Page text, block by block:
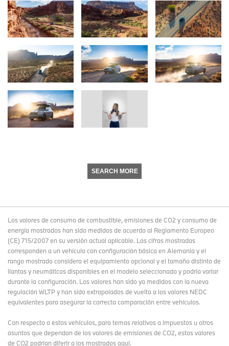
SEARCH MORE
Los valores de consumo de combustible, emisiones de CO2 y consumo de
energía mostrados han sido medidos de acuerdo al Reglamento Europeo
(CE) 715/2007 en su versión actual aplicable. Las cifras mostradas
corresponden a un vehículo con configuración básica en Alemania y el
rango mostrado considera el equipamiento opcional y el tamaño distinto de
llantas y neumáticos disponibles en el modelo seleccionado y podría variar
durante la configuración. Los valores han sido ya medidos con la nueva
regulación WLTP y han sido extrapolados de vuelta a los valores NEDC
equivalentes para asegurar la correcta comparación entre vehículos.
Con respecto a estos vehículos, para temas relativos a impuestos u otros
asuntos que dependan de los valores de emisiones de CO2, estos valores
de CO2 podrían diferir a los mostrados aquí.